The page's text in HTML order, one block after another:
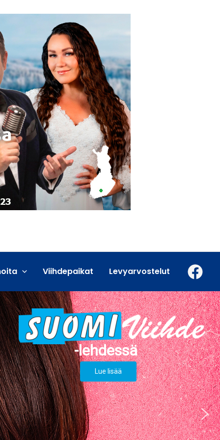
Viihdepaikat Levyarvostelut
Lue lisää